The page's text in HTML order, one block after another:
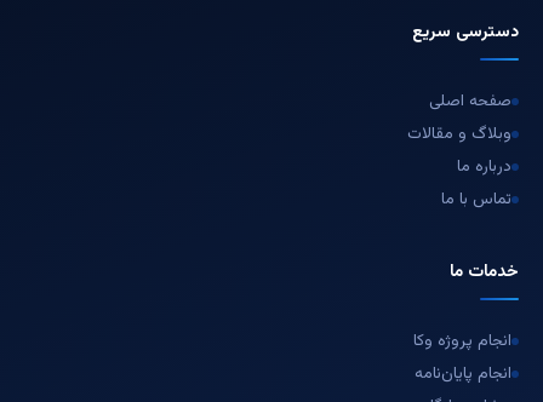
دسترسی سریع
صفحه اصلی
وبلاگ و مقالات
درباره ما
تماس با ما
خدمات ما
انجام پروژه وکا
انجام پایان‌نامه